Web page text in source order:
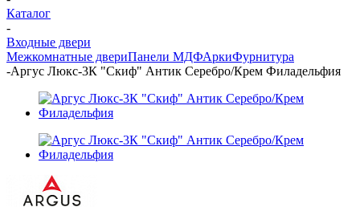
Каталог
-
Входные двери
Межкомнатные двериПанели МДФАркиФурнитура
-Аргус Люкс-3К "Скиф" Антик Серебро/Крем Филадельфия